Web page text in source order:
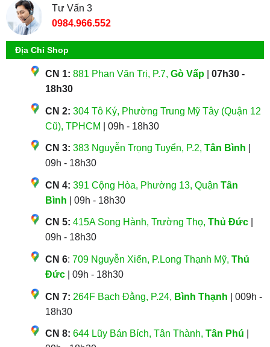
Tư Vấn 3
0984.966.552
Địa Chỉ Shop
CN 1: 881 Phan Văn Trị, P.7, Gò Vấp| 07h30 -
18h30
CN 2: 304 Tô Ký, Phường Trung Mỹ Tây (Quận 12
Cũ), TPHCM
| 09h - 18h30
CN 3: 383 Nguyễn Trọng Tuyển, P.2, Tân Bình
09h - 18h30
CN 4: 391 Cộng Hòa, Phường 13, Quận Tân
Bình | 09h - 18h30
CN 5: 415A Song Hành, Trường Thọ, Thủ Đức|
09h - 18h30
CN 6: 709 Nguyễn Xiển, P.Long Thạnh Mỹ, Thủ
Đức| 09h - 18h30
CN 7: 264F Bạch Đằng, P.24, Bình Thạnh | 009h -
18h30
CN 8: 644 Lũy Bán Bích, Tân Thành, Tân Phú